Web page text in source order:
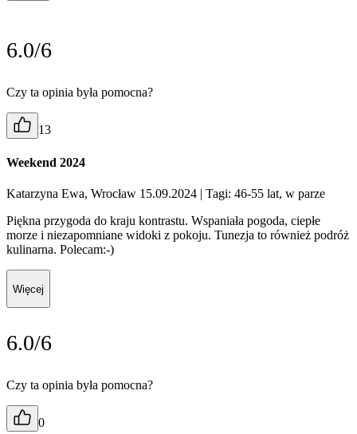
6.0/6
Czy ta opinia była pomocna?
13
Weekend 2024
Katarzyna Ewa, Wrocław 15.09.2024 | Tagi: 46-55 lat, w parze
Piękna przygoda do kraju kontrastu. Wspaniała pogoda, ciepłe
morze i niezapomniane widoki z pokoju. Tunezja to również podróż
kulinarna. Polecam:-)
Więcej
6.0/6
Czy ta opinia była pomocna?
0